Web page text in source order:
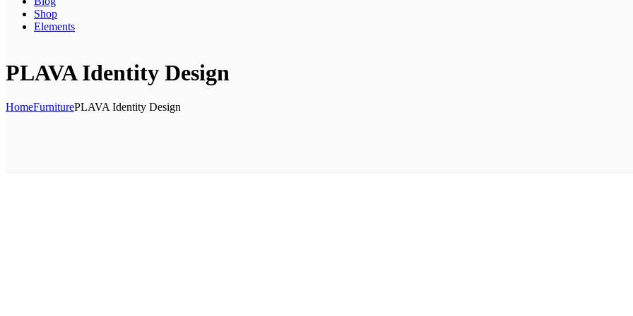
Shop
Elements
PLAVA Identity Design
HomeFurniturePLAVA Identity Design